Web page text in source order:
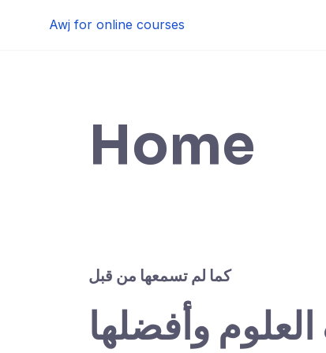
Awj for online courses
Home
كما لم تسمعها من قبل
وأفضلها